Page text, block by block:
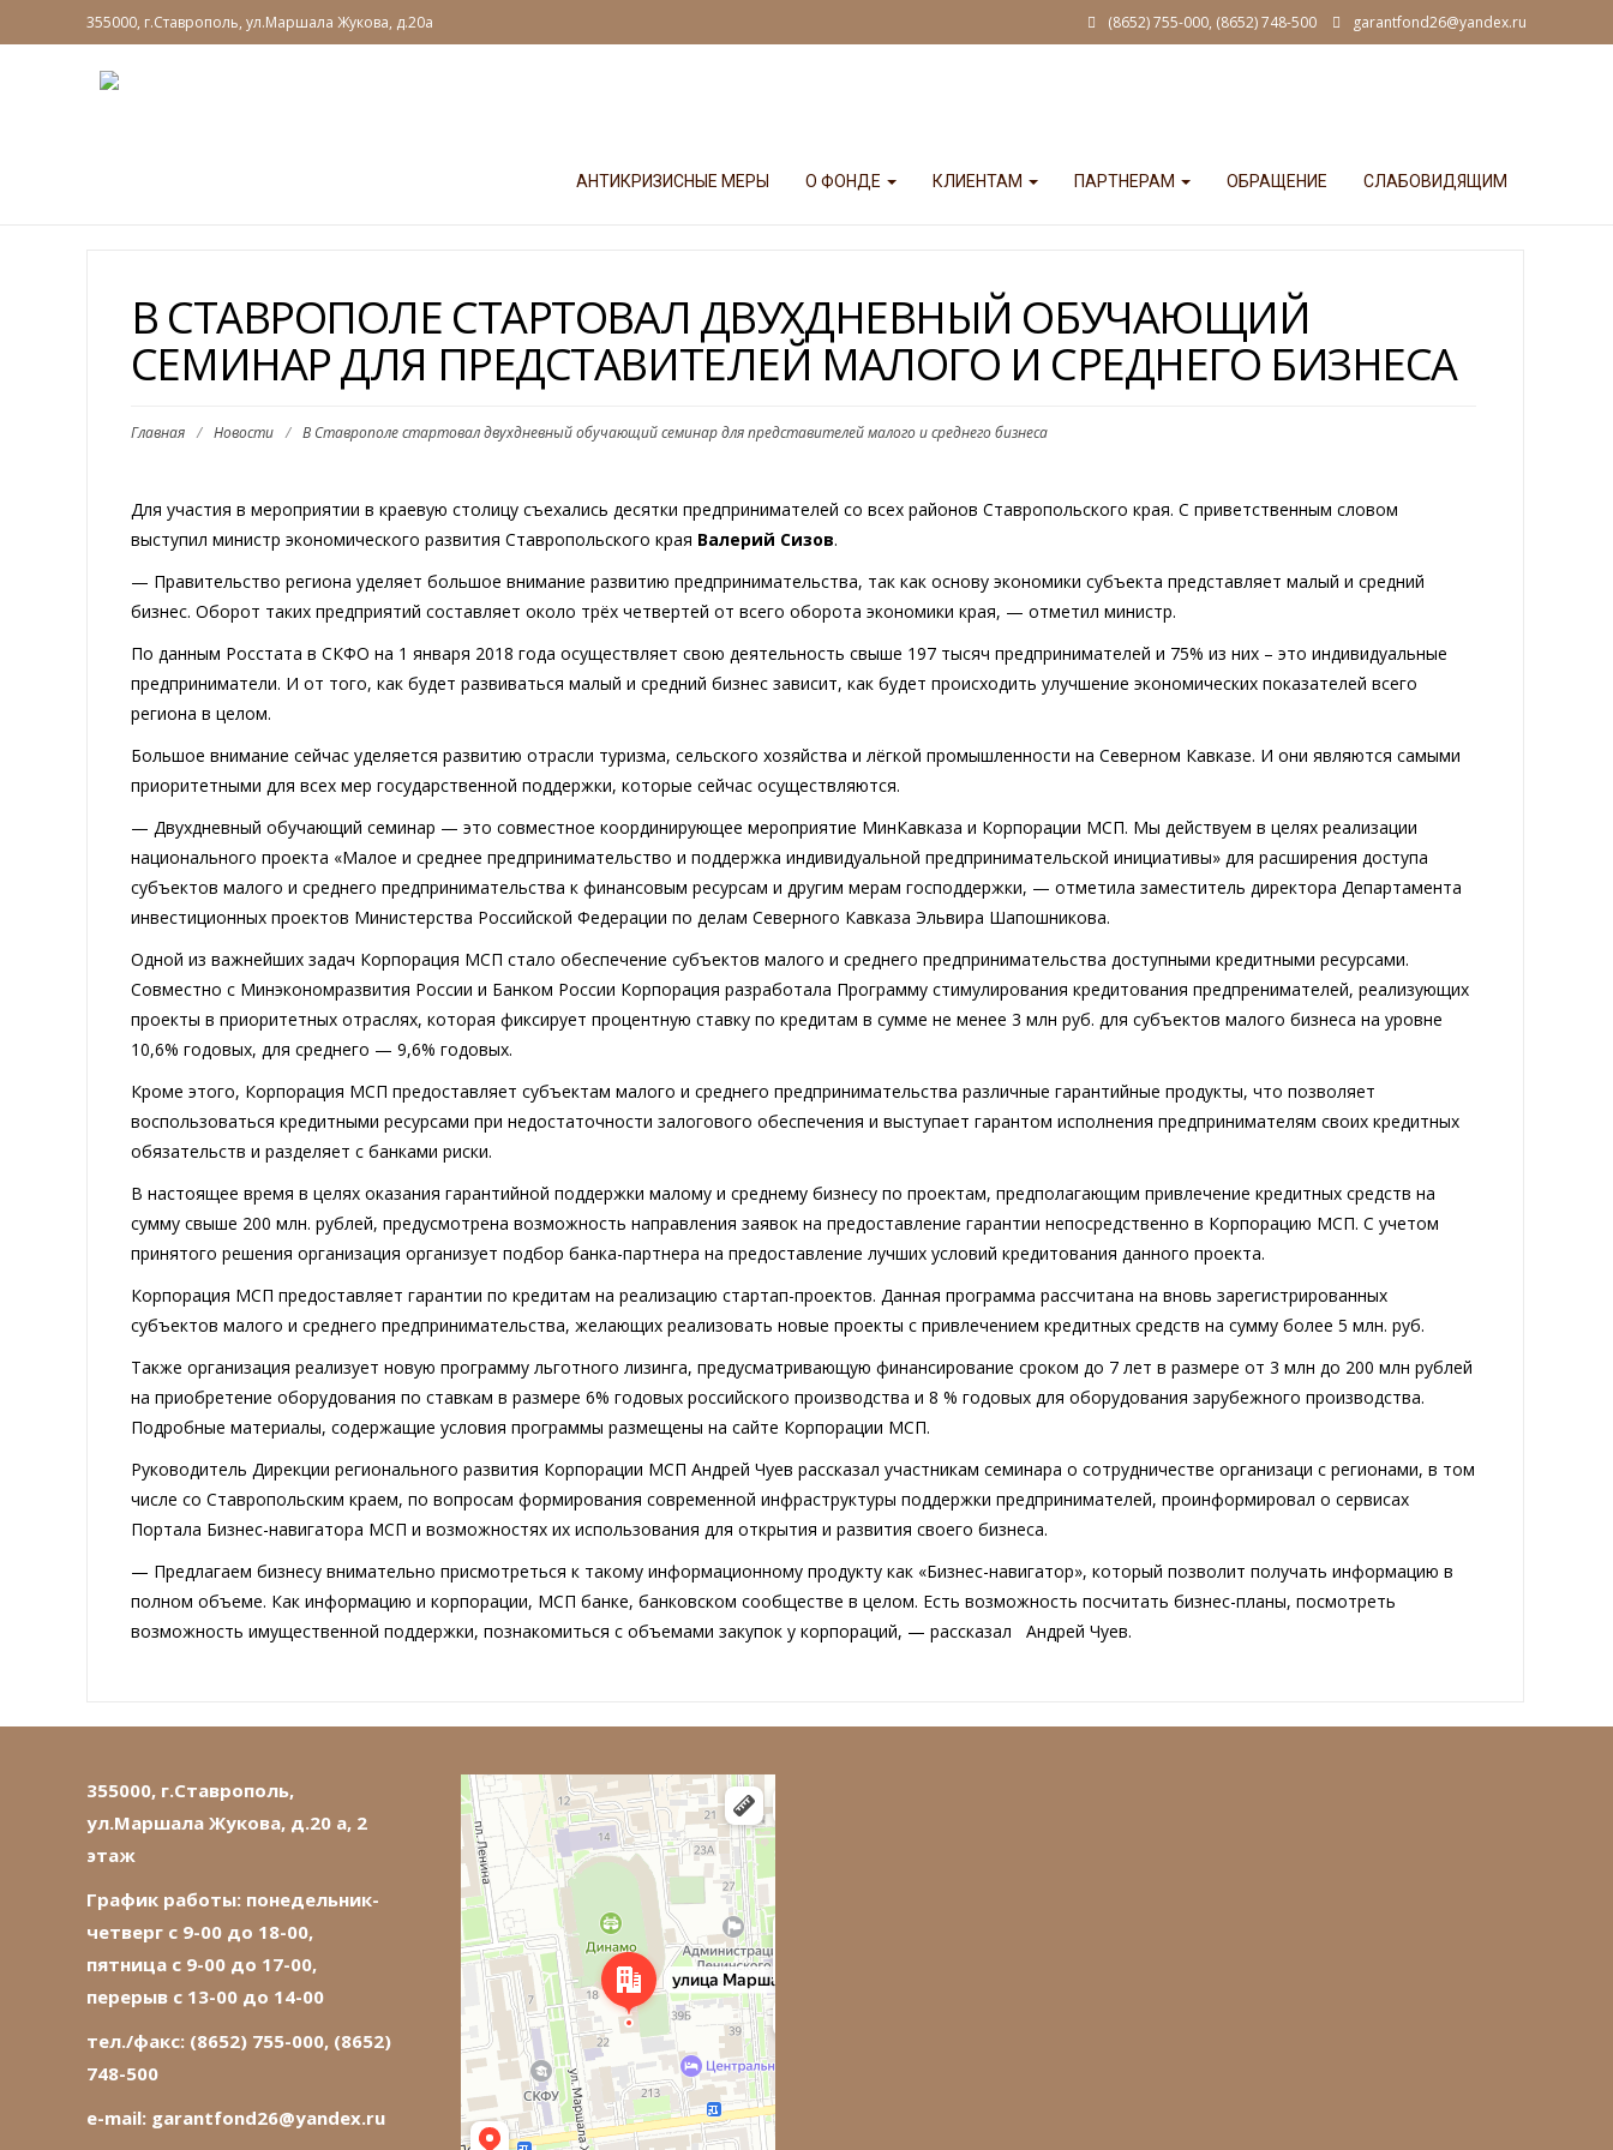
355000, г.Ставрополь, ул.Маршала Жукова, д.20а (8652) 755-000, (8652) 748-500 garantfond26@yandex.ru
АНТИКРИЗИСНЫЕ МЕРЫ О ФОНДЕ КЛИЕНТАМ ПАРТНЕРАМ ОБРАЩЕНИЕ СЛАБОВИДЯЩИМ
В СТАВРОПОЛЕ СТАРТОВАЛ ДВУХДНЕВНЫЙ ОБУЧАЮЩИЙ
СЕМИНАР ДЛЯ ПРЕДСТАВИТЕЛЕЙ МАЛОГО И СРЕДНЕГО БИЗНЕСА
Главная / Новости / В Ставрополе стартовал двухдневный обучающий семинар для представителей малого и среднего бизнеса
Для участия в мероприятии в краевую столицу съехались десятки предпринимателей со всех районов Ставропольского края. С приветственным словом
выступил министр экономического развития Ставропольского края Валерий Сизов.
— Правительство региона уделяет большое внимание развитию предпринимательства, так как основу экономики субъекта представляет малый и средний
бизнес. Оборот таких предприятий составляет около трёх четвертей от всего оборота экономики края, — отметил министр.
По данным Росстата в СКФО на 1 января 2018 года осуществляет свою деятельность свыше 197 тысяч предпринимателей и 75% из них – это индивидуальные
предприниматели. И от того, как будет развиваться малый и средний бизнес зависит, как будет происходить улучшение экономических показателей всего
региона в целом.
Большое внимание сейчас уделяется развитию отрасли туризма, сельского хозяйства и лёгкой промышленности на Северном Кавказе. И они являются самыми
приоритетными для всех мер государственной поддержки, которые сейчас осуществляются.
— Двухдневный обучающий семинар — это совместное координирующее мероприятие МинКавказа и Корпорации МСП. Мы действуем в целях реализации
национального проекта «Малое и среднее предпринимательство и поддержка индивидуальной предпринимательской инициативы» для расширения доступа
субъектов малого и среднего предпринимательства к финансовым ресурсам и другим мерам господдержки, — отметила заместитель директора Департамента
инвестиционных проектов Министерства Российской Федерации по делам Северного Кавказа Эльвира Шапошникова.
Одной из важнейших задач Корпорация МСП стало обеспечение субъектов малого и среднего предпринимательства доступными кредитными ресурсами.
Совместно с Минэкономразвития России и Банком России Корпорация разработала Программу стимулирования кредитования предпренимателей, реализующих
проекты в приоритетных отраслях, которая фиксирует процентную ставку по кредитам в сумме не менее 3 млн руб. для субъектов малого бизнеса на уровне
10,6% годовых, для среднего — 9,6% годовых.
Кроме этого, Корпорация МСП предоставляет субъектам малого и среднего предпринимательства различные гарантийные продукты, что позволяет
воспользоваться кредитными ресурсами при недостаточности залогового обеспечения и выступает гарантом исполнения предпринимателям своих кредитных
обязательств и разделяет с банками риски.
В настоящее время в целях оказания гарантийной поддержки малому и среднему бизнесу по проектам, предполагающим привлечение кредитных средств на
сумму свыше 200 млн. рублей, предусмотрена возможность направления заявок на предоставление гарантии непосредственно в Корпорацию МСП. С учетом
принятого решения организация организует подбор банка-партнера на предоставление лучших условий кредитования данного проекта.
Корпорация МСП предоставляет гарантии по кредитам на реализацию стартап-проектов. Данная программа рассчитана на вновь зарегистрированных
субъектов малого и среднего предпринимательства, желающих реализовать новые проекты с привлечением кредитных средств на сумму более 5 млн. руб.
Также организация реализует новую программу льготного лизинга, предусматривающую финансирование сроком до 7 лет в размере от 3 млн до 200 млн рублей
на приобретение оборудования по ставкам в размере 6% годовых российского производства и 8 % годовых для оборудования зарубежного производства.
Подробные материалы, содержащие условия программы размещены на сайте Корпорации МСП.
Руководитель Дирекции регионального развития Корпорации МСП Андрей Чуев рассказал участникам семинара о сотрудничестве организаци с регионами, в том
числе со Ставропольским краем, по вопросам формирования современной инфраструктуры поддержки предпринимателей, проинформировал о сервисах
Портала Бизнес-навигатора МСП и возможностях их использования для открытия и развития своего бизнеса.
— Предлагаем бизнесу внимательно присмотреться к такому информационному продукту как «Бизнес-навигатор», который позволит получать информацию в
полном объеме. Как информацию и корпорации, МСП банке, банковском сообществе в целом. Есть возможность посчитать бизнес-планы, посмотреть
возможность имущественной поддержки, познакомиться с объемами закупок у корпораций, — рассказал Андрей Чуев.
355000, г.Ставрополь,
ул.Маршала Жукова, д.20 а, 2
этаж
График работы: понедельник-
четверг с 9-00 до 18-00,
пятница с 9-00 до 17-00,
перерыв с 13-00 до 14-00
тел./факс: (8652) 755-000, (8652)
748-500
e-mail: garantfond26@yandex.ru